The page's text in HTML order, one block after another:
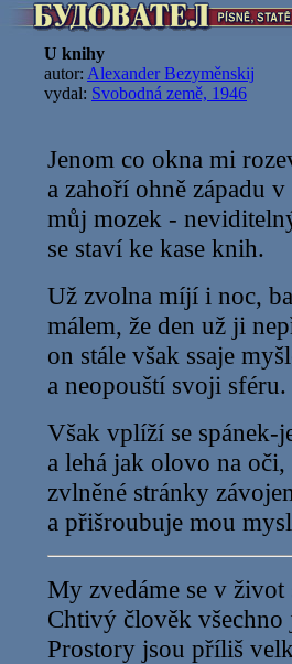
U knihy
autor: Alexander Bezyměnskij
vydal: Svobodná země, 1946
Jenom co okna mi
a zahoří ohně západu v
můj mozek -
se staví ke kase knih.
Už zvolna míjí i noc,
málem, že den už ji
on stále však ssaje
a neopouští svoji sféru.
Však vplíží se spánek-
a lehá jak olovo na oči,
zvlněné stránky
a přišroubuje mou
My zvedáme se v
Chtivý člověk všechno
Prostory jsou příliš